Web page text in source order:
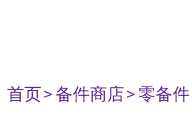
首页> 备件商店> 零备件